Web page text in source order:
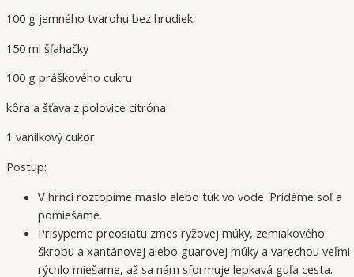
100 g jemného tvarohu bez hrudiek
150 ml šľahačky
100 g práškového cukru
kôra a šťava z polovice citróna
1 vanilkový cukor
Postup:
V hrnci roztopíme maslo alebo tuk vo vode. Pridáme soľ a
pomiešame.
Prisypeme preosiatu zmes ryžovej múky, zemiakového
škrobu a xantánovej alebo guarovej múky a varechou veľmi
rýchlo miešame, až sa nám sformuje lepkavá guľa cesta.